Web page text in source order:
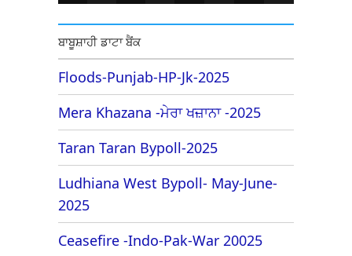
ਬਾਬੂਸ਼ਾਹੀ ਡਾਟਾ ਬੈਂਕ
Floods-Punjab-HP-Jk-2025
Mera Khazana -ਮੇਰਾ ਖਜ਼ਾਨਾ -2025
Taran Taran Bypoll-2025
Ludhiana West Bypoll- May-June-
2025
Ceasefire -Indo-Pak-War 20025